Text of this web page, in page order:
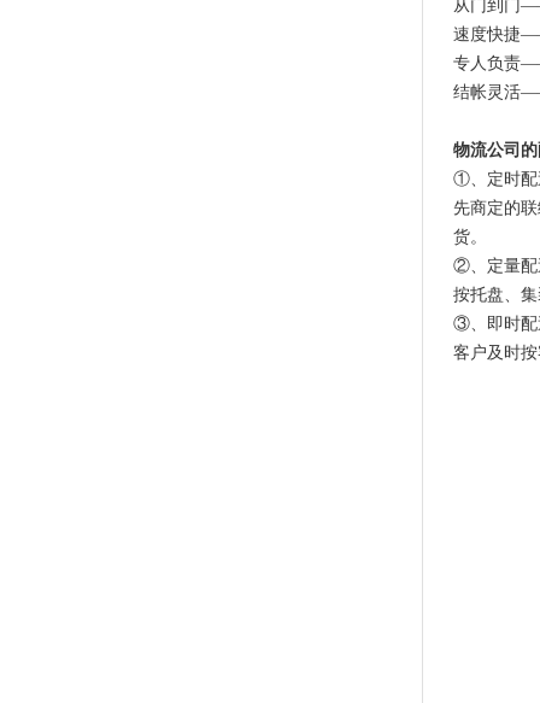
从门到门
速度快捷
专人负责
结帐灵活
物流公司
①、定时配
先商定的
货。
②、定量配
按托盘、
③、即时配
客户及时